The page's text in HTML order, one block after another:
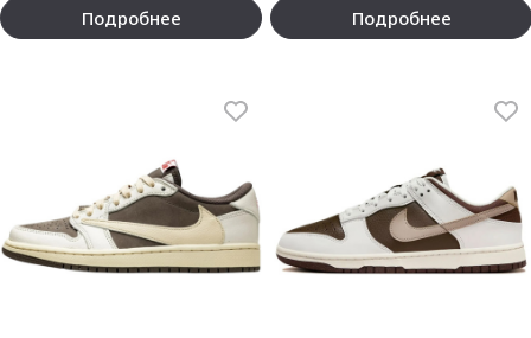
Подробнее Подробнее